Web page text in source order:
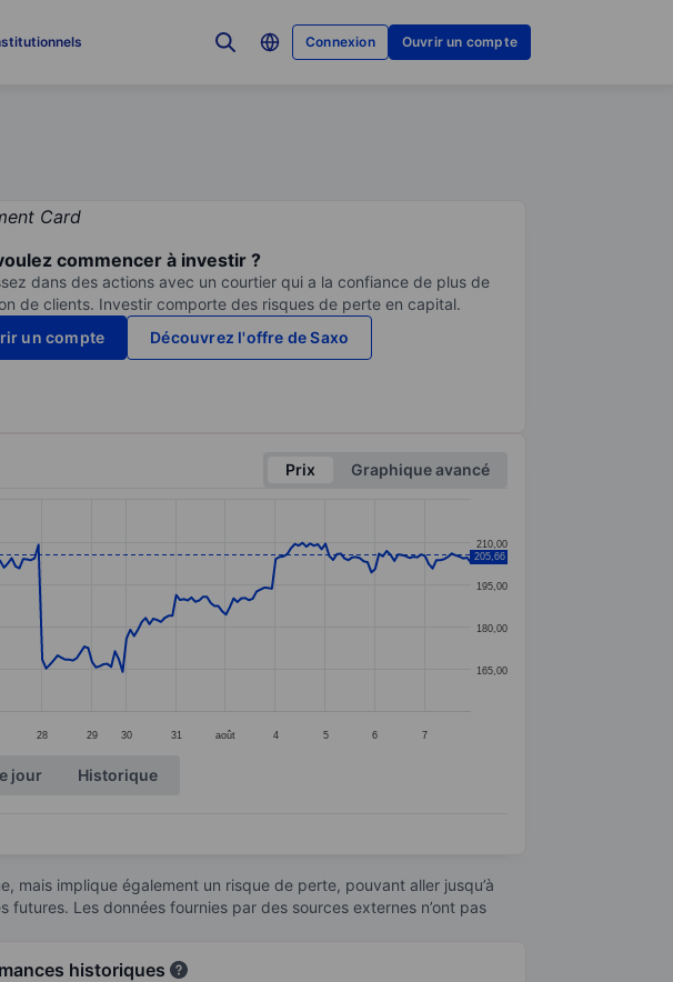
Connexion Ouvrir un compte
commencer à investir ?
dans des actions avec un courtier qui a la confiance de plus de
de clients. Investir comporte des risques de perte en capital.
un compte
Découvrez l'offre de Saxo
Prix
Graphique avancé
28 29 30 31 août 4 5 6 7
165,00
180,00
195,00
210,00
205,66
jour Historique
mais implique également un risque de perte, pouvant aller jusqu’à
Les données fournies par des sources externes n’ont pas
historiques